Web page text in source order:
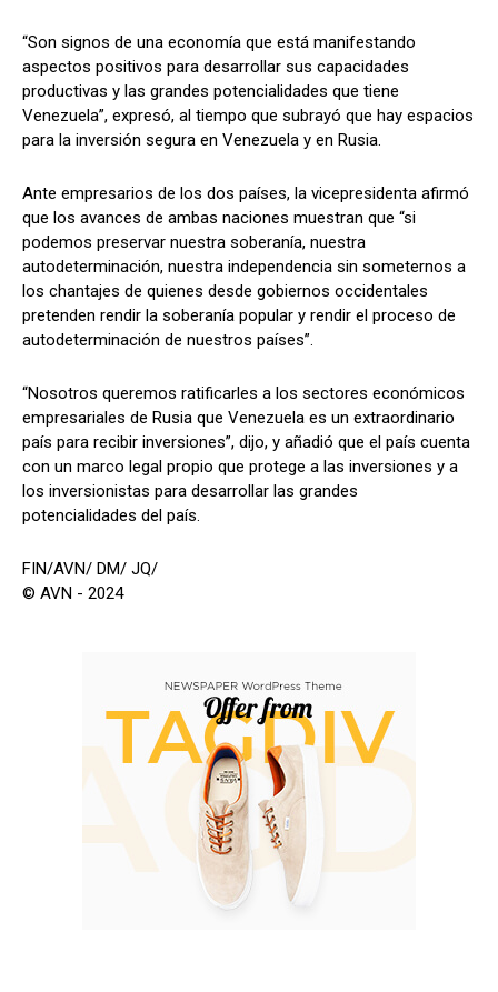
“Son signos de una economía que está manifestando
aspectos positivos para desarrollar sus capacidades
productivas y las grandes potencialidades que tiene
Venezuela”, expresó, al tiempo que subrayó que hay espacios
para la inversión segura en Venezuela y en Rusia.
Ante empresarios de los dos países, la vicepresidenta afirmó
que los avances de ambas naciones muestran que “si
podemos preservar nuestra soberanía, nuestra
autodeterminación, nuestra independencia sin someternos a
los chantajes de quienes desde gobiernos occidentales
pretenden rendir la soberanía popular y rendir el proceso de
autodeterminación de nuestros países”.
“Nosotros queremos ratificarles a los sectores económicos
empresariales de Rusia que Venezuela es un extraordinario
país para recibir inversiones”, dijo, y añadió que el país cuenta
con un marco legal propio que protege a las inversiones y a
los inversionistas para desarrollar las grandes
potencialidades del país.
FIN/AVN/ DM/ JQ/
© AVN - 2024